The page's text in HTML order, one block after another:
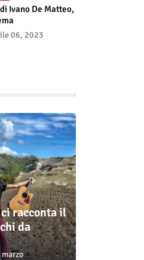
Ivano De Matteo,
06, 2023
racconta il
da